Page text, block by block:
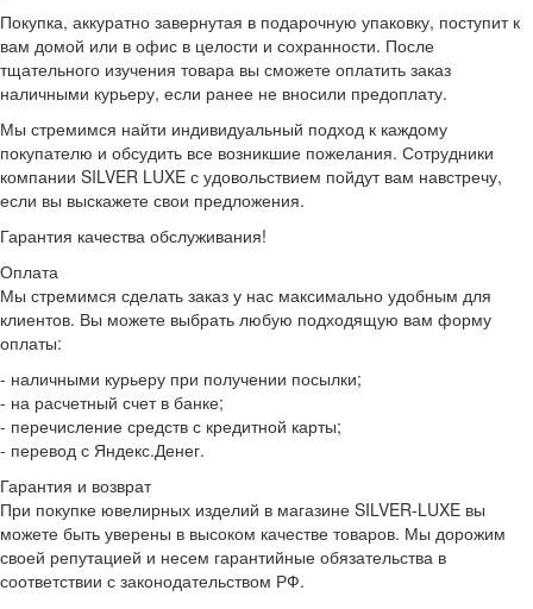
Покупка, аккуратно завернутая в подарочную упаковку, поступит к
вам домой или в офис в целости и сохранности. После
тщательного изучения товара вы сможете оплатить заказ
наличными курьеру, если ранее не вносили предоплату.
Мы стремимся найти индивидуальный подход к каждому
покупателю и обсудить все возникшие пожелания. Сотрудники
компании SILVER LUXE с удовольствием пойдут вам навстречу,
если вы выскажете свои предложения.
Гарантия качества обслуживания!
Оплата
Мы стремимся сделать заказ у нас максимально удобным для
клиентов. Вы можете выбрать любую подходящую вам форму
оплаты:
- наличными курьеру при получении посылки;
- на расчетный счет в банке;
- перечисление средств с кредитной карты;
- перевод с Яндекс.Денег.
Гарантия и возврат
При покупке ювелирных изделий в магазине SILVER-LUXE вы
можете быть уверены в высоком качестве товаров. Мы дорожим
своей репутацией и несем гарантийные обязательства в
соответствии с законодательством РФ.